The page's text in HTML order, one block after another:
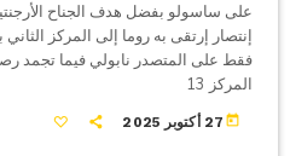
المركز 13
today 27 أكتوبر 2025